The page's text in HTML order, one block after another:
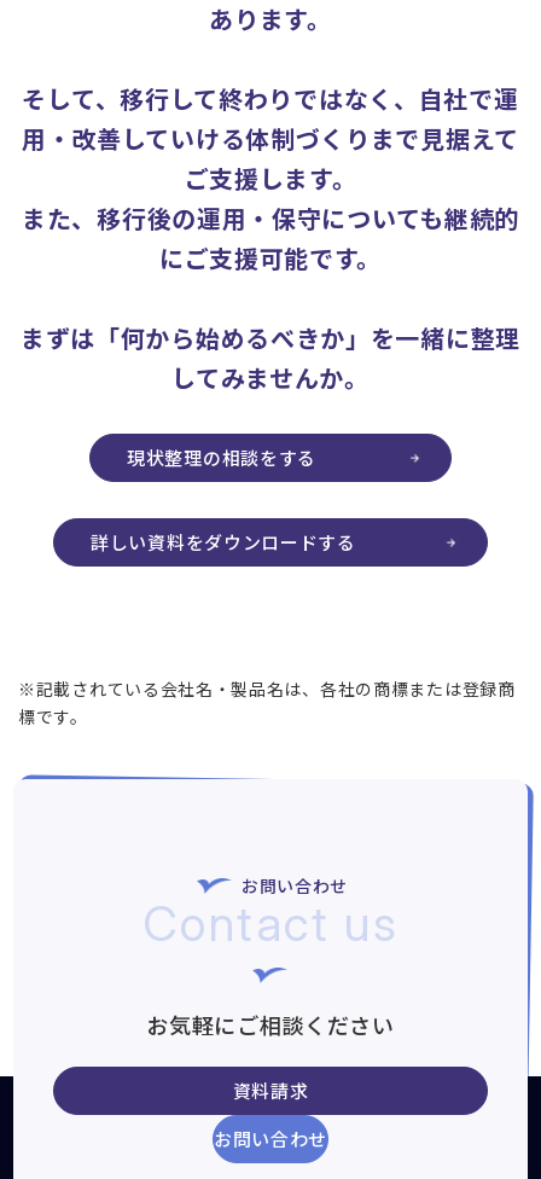
あります。
そして、移行して終わりではなく、自社で運
用・改善していける体制づくりまで見据えて
ご支援します。
また、移行後の運用・保守についても継続的
にご支援可能です。
まずは「何から始めるべきか」を一緒に整理
してみませんか。
現状整理の相談をする
詳しい資料をダウンロードする
※記載されている会社名・製品名は、各社の商標または登録商
標です。
お問い合わせ
Contact us
お気軽にご相談ください
資料請求
お問い合わせ